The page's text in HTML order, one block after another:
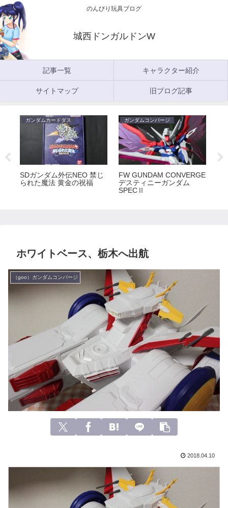
のんびり玩具ブログ
城西ドンガルドンW
記事一覧 キャラクター紹介
サイトマップ 旧ブログ記事
ガンダムカードダス
SDガンダム外伝NEO 禁じ
られた魔法 黄金の祝福
ガンダムコンバージ
FW GUNDAM CONVERGE
デスティニーガンダム
SPECⅡ
ホワイトベース、栃木へ出航
（goo）ガンダムコンバージ
2018.04.10